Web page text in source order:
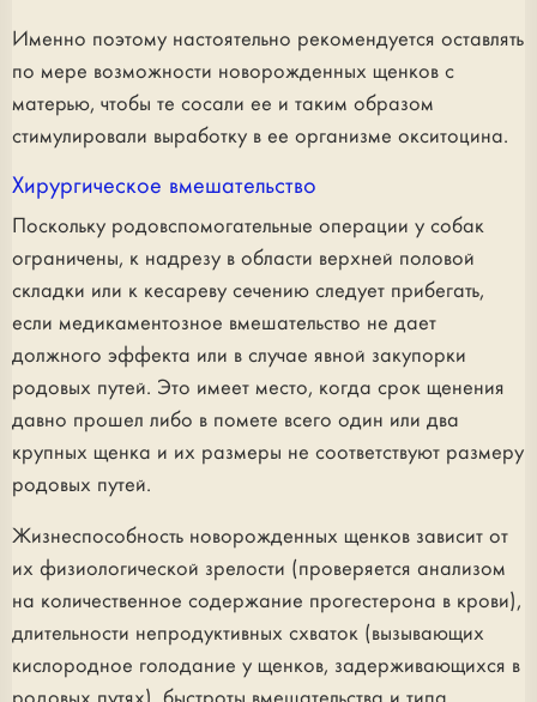
Именно поэтому настоятельно рекомендуется оставлять
по мере возможности новорожденных щенков с
матерью, чтобы те сосали ее и таким образом
стимулировали выработку в ее организме окситоцина.
Хирургическое вмешательство
Поскольку родовспомогательные операции у собак
ограничены, к надрезу в области верхней половой
складки или к кесареву сечению следует прибегать,
если медикаментозное вмешательство не дает
должного эффекта или в случае явной закупорки
родовых путей. Это имеет место, когда срок щенения
давно прошел либо в помете всего один или два
крупных щенка и их размеры не соответствуют размеру
родовых путей.
Жизнеспособность новорожденных щенков зависит от
их физиологической зрелости (проверяется анализом
на количественное содержание прогестерона в крови),
длительности непродуктивных схваток (вызывающих
кислородное голодание у щенков, задерживающихся в